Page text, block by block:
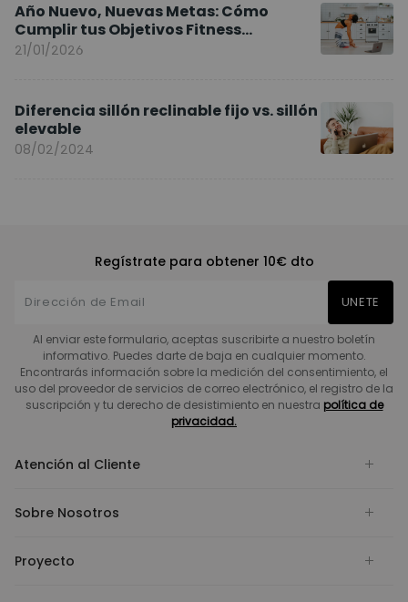
Año Nuevo, Nuevas Metas: Cómo
Cumplir tus Objetivos Fitness
Entrenando en Casa
21/01/2026
Diferencia sillón reclinable fijo vs. sillón
elevable
08/02/2024
Regístrate para obtener 10€ dto
UNETE
Al enviar este formulario, aceptas suscribirte a nuestro boletín
informativo. Puedes darte de baja en cualquier momento.
Encontrarás información sobre la medición del consentimiento, el
uso del proveedor de servicios de correo electrónico, el registro de la
suscripción y tu derecho de desistimiento en nuestra política de
privacidad.
Atención al Cliente
Sobre Nosotros
Proyecto